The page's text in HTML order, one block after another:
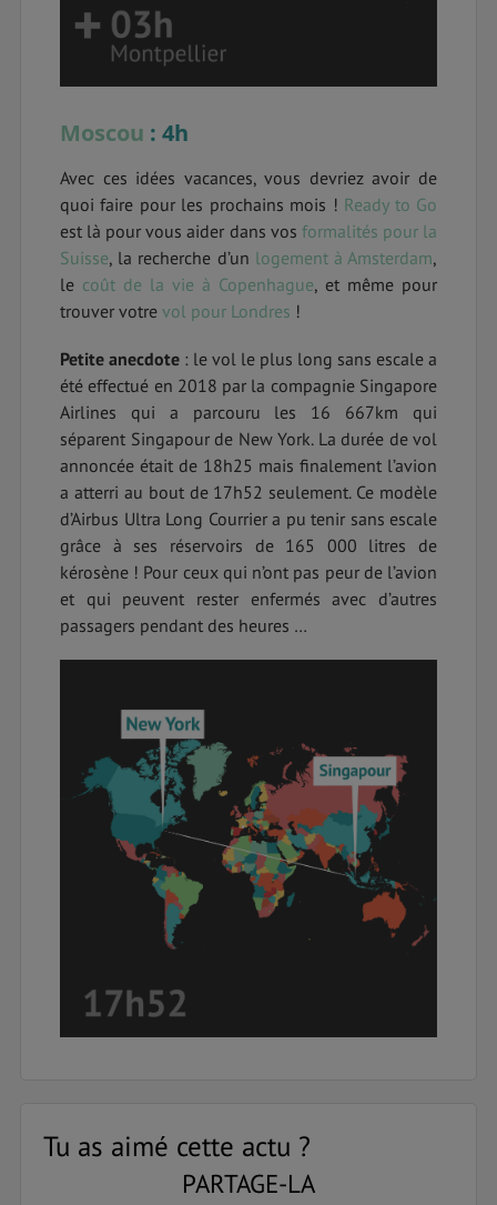
Moscou : 4h
Avec ces idées vacances, vous devriez avoir de
quoi faire pour les prochains mois ! Ready to Go
est là pour vous aider dans vos formalités pour la
Suisse, la recherche d’un logement à Amsterdam,
le coût de la vie à Copenhague, et même pour
trouver votre vol pour Londres !
Petite anecdote : le vol le plus long sans escale a
été effectué en 2018 par la compagnie Singapore
Airlines qui a parcouru les 16 667km qui
séparent Singapour de New York. La durée de vol
annoncée était de 18h25 mais finalement l’avion
a atterri au bout de 17h52 seulement. Ce modèle
d’Airbus Ultra Long Courrier a pu tenir sans escale
grâce à ses réservoirs de 165 000 litres de
kérosène ! Pour ceux qui n’ont pas peur de l’avion
et qui peuvent rester enfermés avec d’autres
passagers pendant des heures …
Tu as aimé cette actu ?
PARTAGE-LA